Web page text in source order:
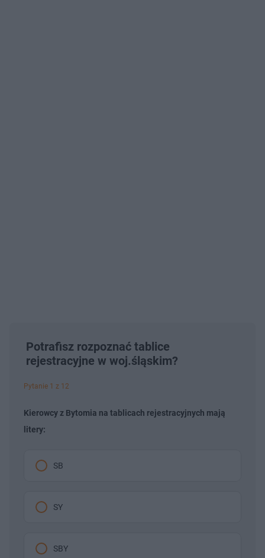
Potrafisz rozpoznać tablice
rejestracyjne w woj.śląskim?
Pytanie 1 z 12
Kierowcy z Bytomia na tablicach rejestracyjnych mają
litery:
SB
SY
SBY